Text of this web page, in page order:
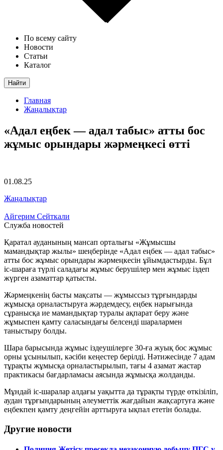
По всему сайту
Новости
Статьи
Каталог
Найти
Главная
Жаңалықтар
«Адал еңбек — адал табыс» атты бос
жұмыс орындары жәрмеңкесі өтті
01.08.25
Жаңалықтар
Айгерим Сейткали
Служба новостей
Қаратал ауданының мансап орталығы «Жұмысшы
мамандықтар жылы» шеңберінде «Адал еңбек — адал табыс»
атты бос жұмыс орындары жәрмеңкесін ұйымдастырды. Бұл
іс-шараға түрлі саладағы жұмыс берушілер мен жұмыс іздеп
жүрген азаматтар қатысты.
Жәрмеңкенің басты мақсаты — жұмыссыз тұрғындарды
жұмысқа орналастыруға жәрдемдесу, еңбек нарығында
сұранысқа ие мамандықтар туралы ақпарат беру және
жұмыспен қамту саласындағы белсенді шаралармен
таныстыру болды.
Шара барысында жұмыс іздеушілерге 30-ға жуық бос жұмыс
орны ұсынылып, кәсіби кеңестер берілді. Нәтижесінде 7 адам
тұрақты жұмысқа орналастырылып, тағы 4 азамат жастар
практикасы бағдарламасы аясында жұмысқа жолданды.
Мұндай іс-шаралар алдағы уақытта да тұрақты түрде өткізіліп,
аудан тұрғындарының әлеуметтік жағдайын жақсартуға және
еңбекпен қамту деңгейін арттыруға ықпал ететін болады.
Другие новости